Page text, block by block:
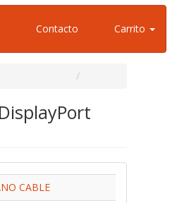
Contacto Carrito
CABLE